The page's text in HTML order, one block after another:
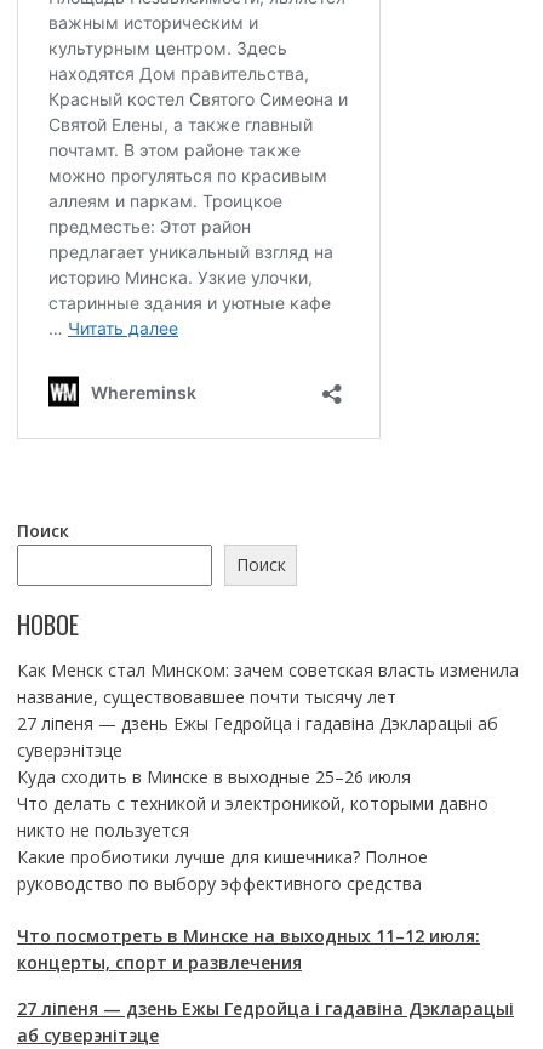
Поиск
Поиск
НОВОЕ
Как Менск стал Минском: зачем советская власть изменила
название, существовавшее почти тысячу лет
27 ліпеня — дзень Ежы Гедройца і гадавіна Дэкларацыі аб
суверэнітэце
Куда сходить в Минске в выходные 25–26 июля
Что делать с техникой и электроникой, которыми давно
никто не пользуется
Какие пробиотики лучше для кишечника? Полное
руководство по выбору эффективного средства
Что посмотреть в Минске на выходных 11–12 июля:
концерты, спорт и развлечения
27 ліпеня — дзень Ежы Гедройца і гадавіна Дэкларацыі
аб суверэнітэце